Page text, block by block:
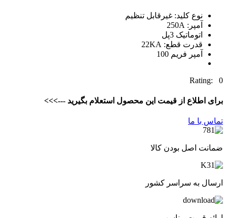
نوع کلید: غیرقابل تنظیم
آمپر: 250A
اتوماتیک 3پل
قدرت قطع: 22KA
آمپر فریم 100
Rating: 0
برای اطلاع از قیمت این محصول استعلام بگیرید --->>>
تماس با ما
ضمانت اصل بودن کالا
ارسال به سراسر کشور